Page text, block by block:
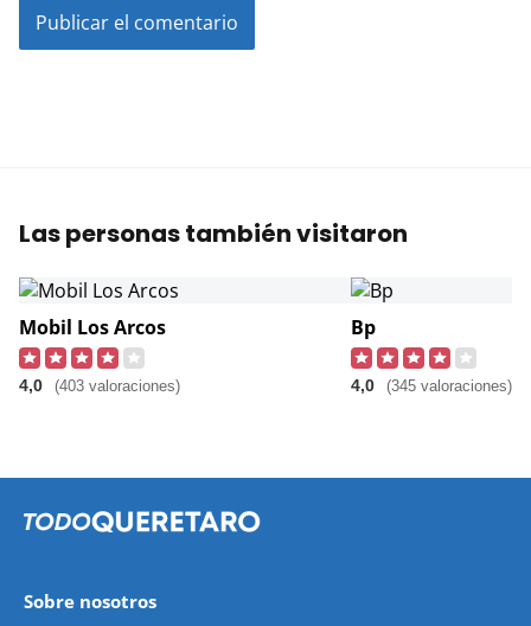
Las personas también visitaron
Mobil Los Arcos
4,0 (403 valoraciones)
Bp
4,0 (345 valoraciones)
Sobre nosotros